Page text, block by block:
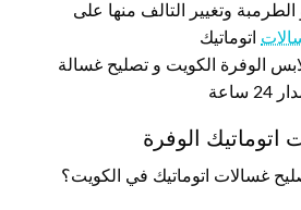
وتغيير التالف منها على
اتوماتيك
الوفرة الكويت و تصليح غسالة
اتوماتيك الوفرة
غسالات اتوماتيك في الكويت؟